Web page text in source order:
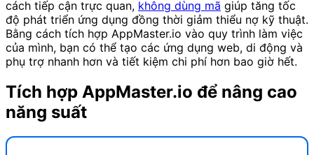
cách tiếp cận trực quan, không dùng mã giúp tăng tốc
độ phát triển ứng dụng đồng thời giảm thiểu nợ kỹ thuật.
Bằng cách tích hợp AppMaster.io vào quy trình làm việc
của mình, bạn có thể tạo các ứng dụng web, di động và
phụ trợ nhanh hơn và tiết kiệm chi phí hơn bao giờ hết.
Tích hợp AppMaster.io để nâng cao
năng suất